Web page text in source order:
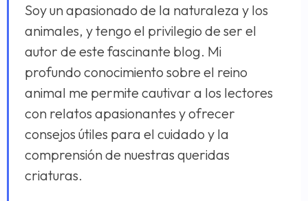
Soy un apasionado de la naturaleza y los
animales, y tengo el privilegio de ser el
autor de este fascinante blog. Mi
profundo conocimiento sobre el reino
animal me permite cautivar a los lectores
con relatos apasionantes y ofrecer
consejos útiles para el cuidado y la
comprensión de nuestras queridas
criaturas.